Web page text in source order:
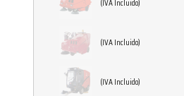
(IVA Incluido)
(IVA Incluido)